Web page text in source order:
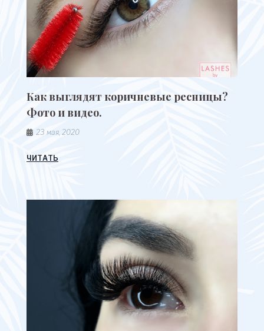
Как выглядят коричневые ресницы?
Фото и видео.
23 мая, 2020
ЧИТАТЬ